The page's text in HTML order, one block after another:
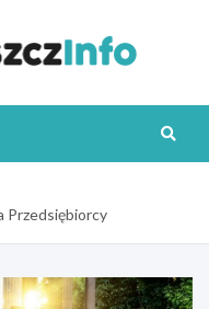
Przedsiębiorcy